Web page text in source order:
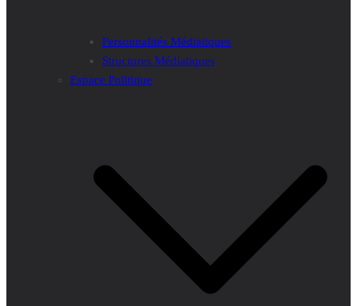
Personnalités Médiatiques
Structures Médiatiques
Espace Politique